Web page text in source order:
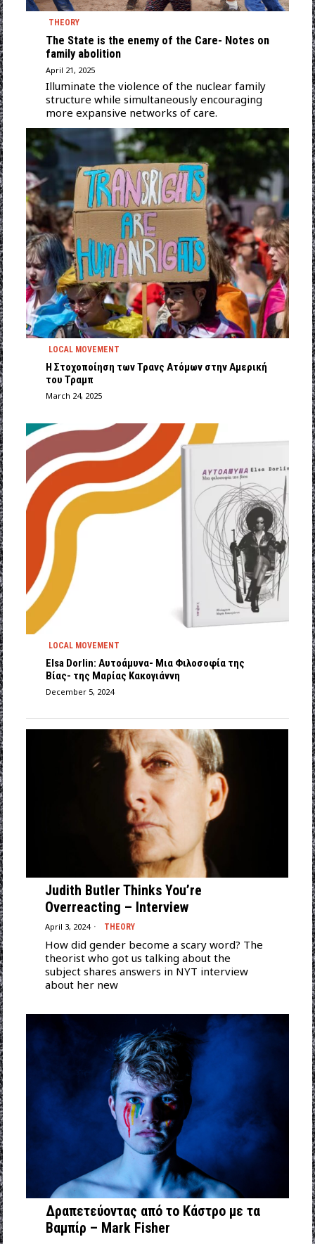
THEORY
The State is the enemy of the Care- Notes on
family abolition
April 21, 2025
Illuminate the violence of the nuclear family
structure while simultaneously encouraging
more expansive networks of care.
LOCAL MOVEMENT
Η Στοχοποίηση των Τρανς Ατόμων στην Αμερική
του Τραμπ
March 24, 2025
LOCAL MOVEMENT
Elsa Dorlin: Αυτοάμυνα- Μια Φιλοσοφία της
Βίας- της Μαρίας Κακογιάννη
December 5, 2024
Judith Butler Thinks You’re
Overreacting – Interview
April 3, 2024 THEORY
How did gender become a scary word? The
theorist who got us talking about the
subject shares answers in NYT interview
about her new
Δραπετεύοντας από το Κάστρο με τα
Βαμπίρ – Mark Fisher